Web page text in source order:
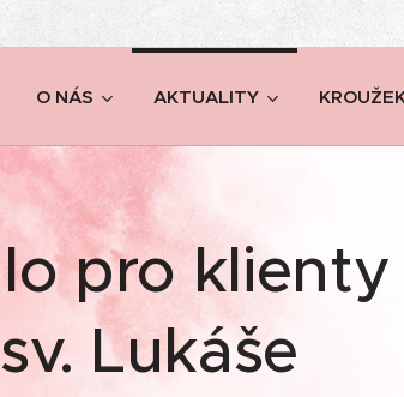
O NÁS AKTUALITY
pro klienty
Lukáše